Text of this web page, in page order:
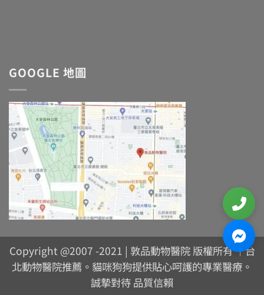
GOOGLE 地圖
Copyright @2007 -2021 | 敦品動物醫院 版權所有 ｜台
北動物醫院推薦。貓咪狗狗提供貼心呵護的專業醫療。
誠摯對待 品質信賴